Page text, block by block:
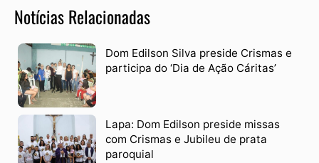
Notícias Relacionadas
Dom Edilson Silva preside Crismas e
participa do ‘Dia de Ação Cáritas’
Lapa: Dom Edilson preside missas
com Crismas e Jubileu de prata
paroquial